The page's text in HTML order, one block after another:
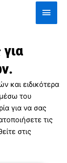
Main
και ειδικότερα
του
για να σας
τις
στις